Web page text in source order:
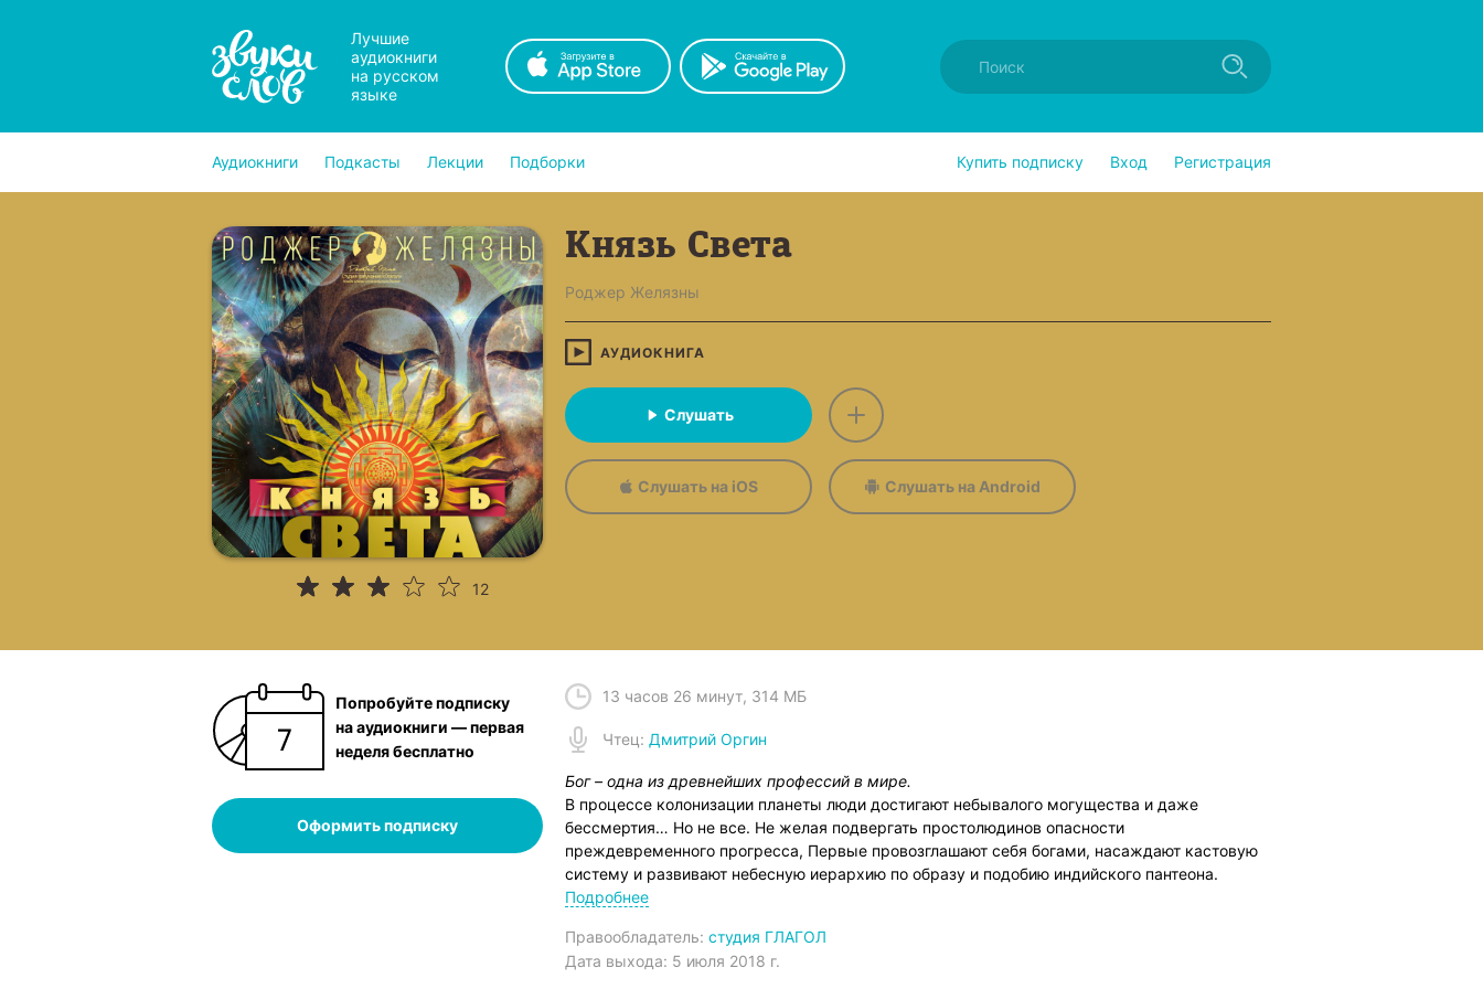
Лучшие
аудиокниги
на русском
языке
Аудиокниги Подкасты Лекции Подборки Купить подписку Вход Регистрация
12
Князь Света
Роджер Желязны
АУДИОКНИГА
Слушать
Слушать на iOS Слушать на Android
Попробуйте подписку
на аудиокниги — первая
неделя бесплатно
Оформить подписку
13 часов 26 минут, 314 МБ
Чтец: Дмитрий Оргин
Бог – одна из древнейших профессий в мире.
В процессе колонизации планеты люди достигают небывалого могущества и даже
бессмертия… Но не все. Не желая подвергать простолюдинов опасности
преждевременного прогресса, Первые провозглашают себя богами, насаждают кастовую
систему и развивают небесную иерархию по образу и подобию индийского пантеона.
Технология реинкарнации приходится очень кстати.
романов XX века.
Даже на фоне внушительной коллекции вещей, созданных Желязны, “Князь Света” – самый
Подробнее
Правообладатель: студия ГЛАГОЛ
Дата выхода: 5 июля 2018 г.